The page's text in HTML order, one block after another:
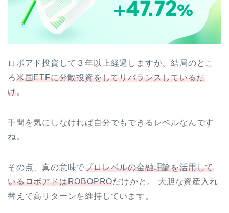
ロボアド投資して３年以上経過しますが、結局のとこ
ろ米国ETFに分散投資をしてリバランスしているだ
け。
手間を気にしなければ自分でもできるレベルなんです
ね。
その点、真の意味でプロレベルの金融理論を活用して
いるロボアドはROBOPROだけかと。 大胆な資産入れ
替えで高リターンを維持しています。